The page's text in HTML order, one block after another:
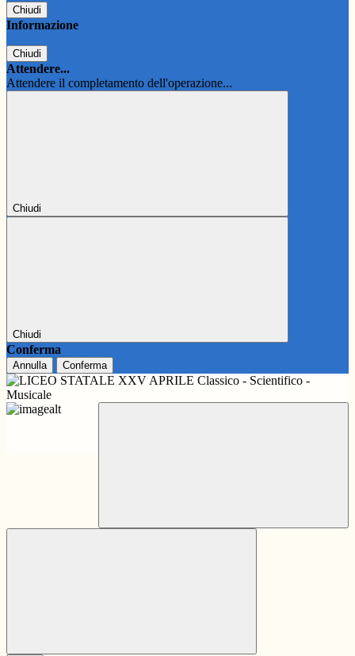
Chiudi
Informazione
Chiudi
Attendere...
Attendere il completamento dell'operazione...
Chiudi
Chiudi
Conferma
Annulla Conferma